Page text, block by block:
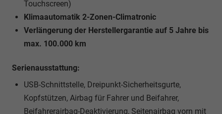
Touchscreen)
Klimaautomatik 2-Zonen-Climatronic
Verlängerung der Herstellergarantie auf 5 Jahre bis
max. 100.000 km
Serienausstattung:
USB-Schnittstelle, Dreipunkt-Sicherheitsgurte,
Kopfstützen, Airbag für Fahrer und Beifahrer,
Beifahrerairbag-Deaktivierung, Seitenairbag vorn mit